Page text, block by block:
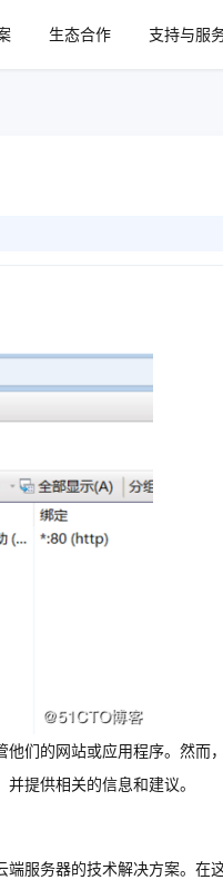
生态合作 支持与服
们的网站或应用程序。然而
提供相关的信息和建议。
服务器的技术解决方案。在